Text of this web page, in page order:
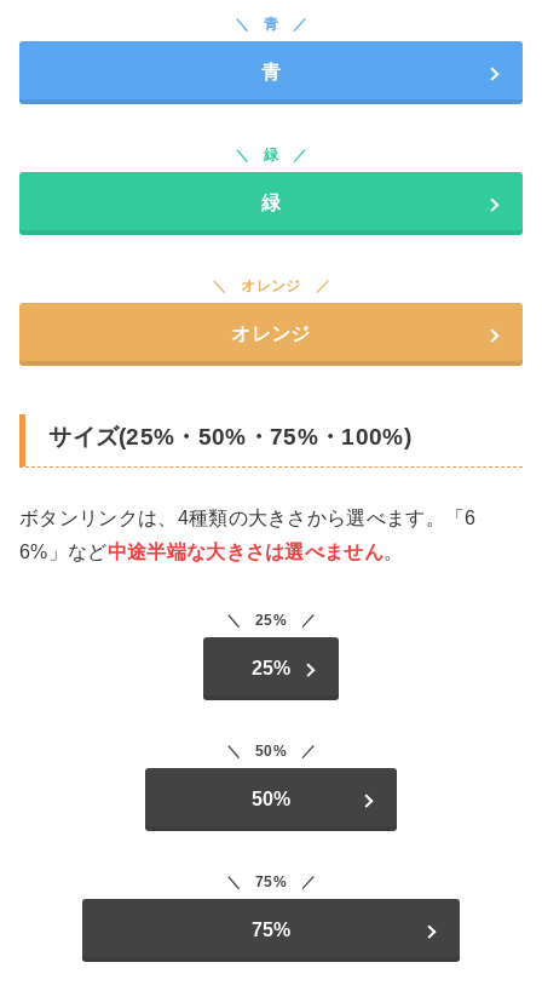
青
青
緑
緑
オレンジ
オレンジ
サイズ(25%・50%・75%・100%)
ボタンリンクは、4種類の大きさから選べます。「6
6%」など中途半端な大きさは選べません。
25%
25%
50%
50%
75%
75%